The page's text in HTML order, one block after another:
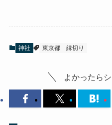
神社 東京都 縁切り
よかったら